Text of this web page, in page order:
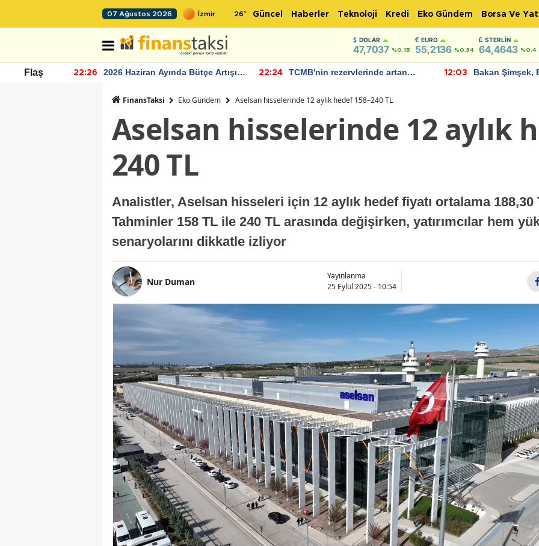
07 Ağustos 2026 26° Güncel Haberler Teknoloji Kredi Eko Gündem Borsa Ve
DOLAR
47,7037 %0.15
EURO
55,2136 %0.34
STERLIN
64,4643 %0.4
Flaş 22:26
2026 Haziran Ayında Bütçe Artışı
22:24
TCMB'nin rezervlerinde artan
12:03
Bakan Şimşek,
FinansTaksi Eko Gündem Aselsan hisselerinde 12 aylık hedef 158–240 TL
Aselsan hisselerinde 12 aylık
240 TL
Analistler, Aselsan hisseleri için 12 aylık hedef fiyatı ortalama
Tahminler 158 TL ile 240 TL arasında değişirken, yatırımcılar hem
senaryolarını dikkatle izliyor
Nur Duman
Yayınlanma
25 Eylül 2025 - 10:54